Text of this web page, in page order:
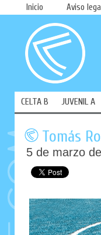
Inicio Aviso legal
CELTA B JUVENIL A
Tomás
5 de marzo